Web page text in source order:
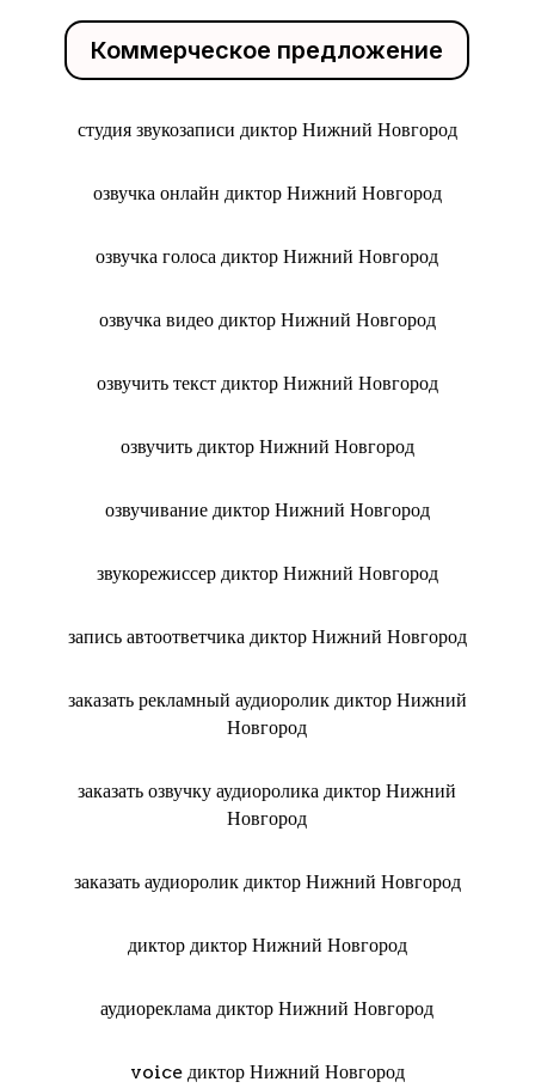
Коммерческое предложение
студия звукозаписи диктор Нижний Новгород
озвучка онлайн диктор Нижний Новгород
озвучка голоса диктор Нижний Новгород
озвучка видео диктор Нижний Новгород
озвучить текст диктор Нижний Новгород
озвучить диктор Нижний Новгород
озвучивание диктор Нижний Новгород
звукорежиссер диктор Нижний Новгород
запись автоответчика диктор Нижний Новгород
заказать рекламный аудиоролик диктор Нижний
Новгород
заказать озвучку аудиоролика диктор Нижний
Новгород
заказать аудиоролик диктор Нижний Новгород
диктор диктор Нижний Новгород
аудиореклама диктор Нижний Новгород
voice диктор Нижний Новгород